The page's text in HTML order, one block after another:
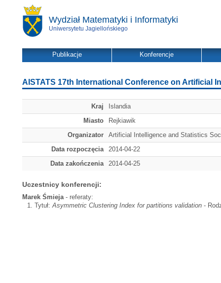
Wydział Matematyki i Informatyki
Uniwersytetu Jagiellońskiego
Publikacje Konferencje
AISTATS 17th International Conference on Artificial
Kraj
Islandia
Miasto
Rejkiawik
Organizator
Artificial Intelligence and Statistics
Data rozpoczęcia
2014-04-22
Data zakończenia
2014-04-25
Uczestnicy konferencji:
Marek Śmieja- referaty:
Tytuł:Asymmetric Clustering Index for partitions validation -